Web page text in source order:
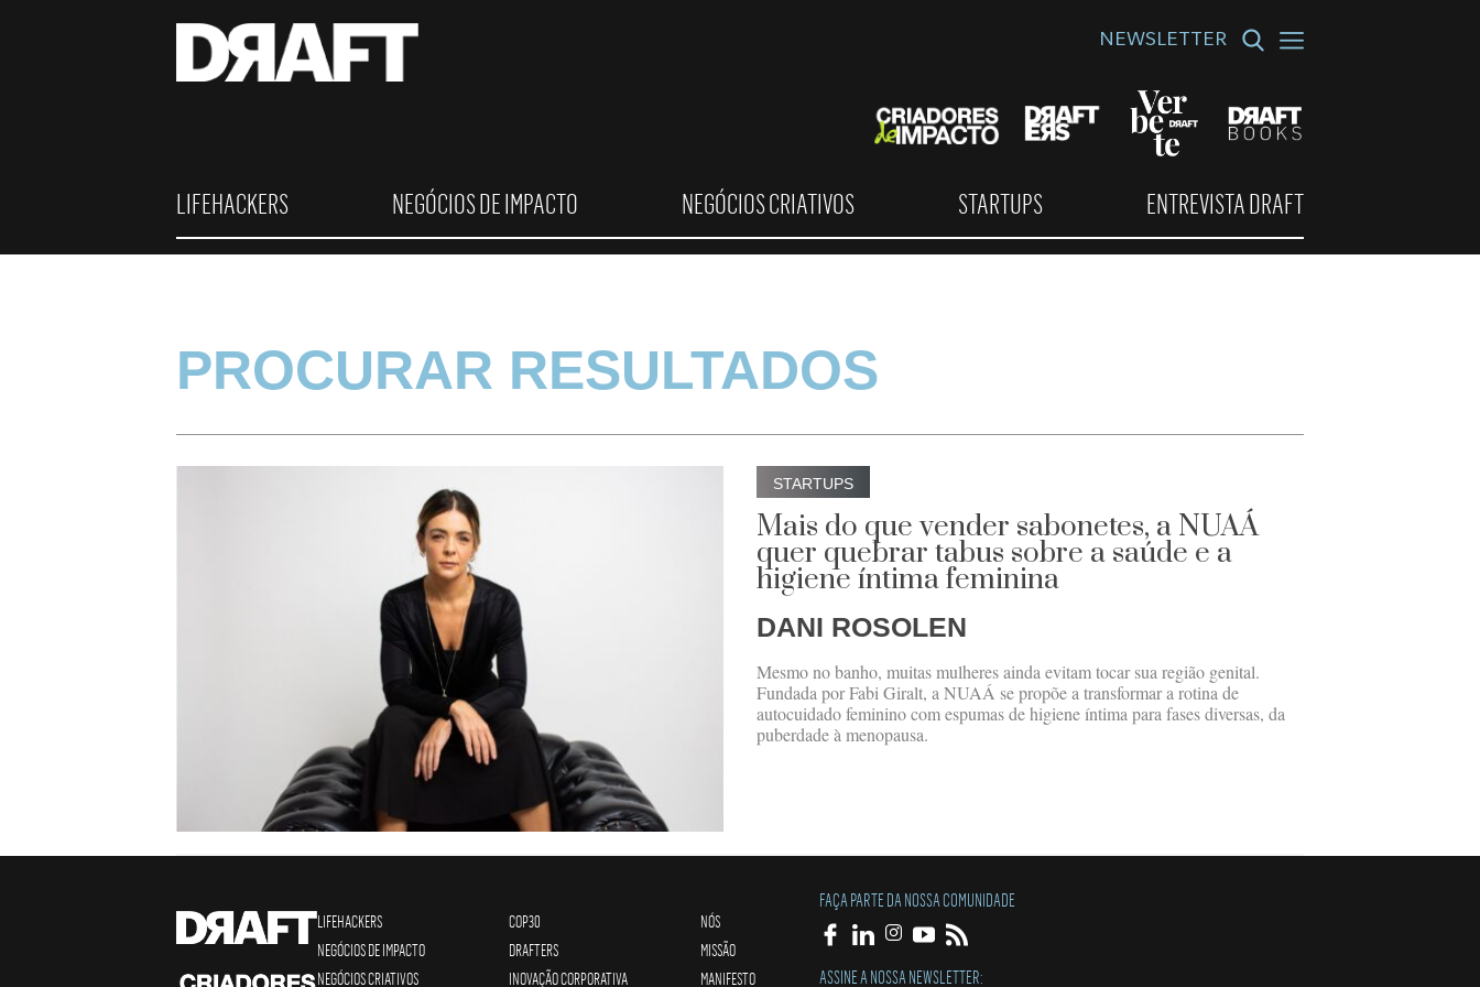
NEWSLETTER
LIFEHACKERS NEGÓCIOS DE IMPACTO NEGÓCIOS CRIATIVOS STARTUPS ENTREVISTA DRAFT
PROCURAR RESULTADOS
STARTUPS
Mais do que vender sabonetes, a NUAÁ
quer quebrar tabus sobre a saúde e a
higiene íntima feminina
DANI ROSOLEN
Mesmo no banho, muitas mulheres ainda evitam tocar sua região genital.
Fundada por Fabi Giralt, a NUAÁ se propõe a transformar a rotina de
autocuidado feminino com espumas de higiene íntima para fases diversas, da
puberdade à menopausa.
LIFEHACKERS
NEGÓCIOS DE IMPACTO
NEGÓCIOS CRIATIVOS
COP30
DRAFTERS
INOVAÇÃO CORPORATIVA
NÓS
MISSÃO
MANIFESTO
FAÇA PARTE DA NOSSA COMUNIDADE
ASSINE A NOSSA NEWSLETTER: